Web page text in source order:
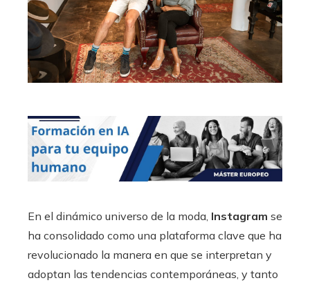
En el dinámico universo de la moda, Instagram se
ha consolidado como una plataforma clave que ha
revolucionado la manera en que se interpretan y
adoptan las tendencias contemporáneas, y tanto